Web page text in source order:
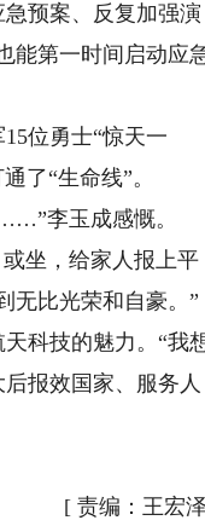
预案、反复加强演
能第一时间启动应
位勇士“惊天一
了“生命线”。
李玉成感慨。
坐，给家人报上平
无比光荣和自豪。”
科技的魅力。“我
报效国家、服务人
[ 责编：王宏泽